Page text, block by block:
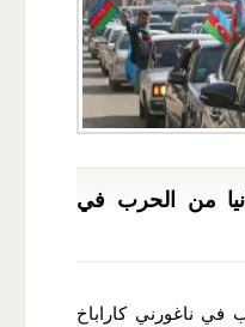
من الحرب في
في ناغورني كاراباخ